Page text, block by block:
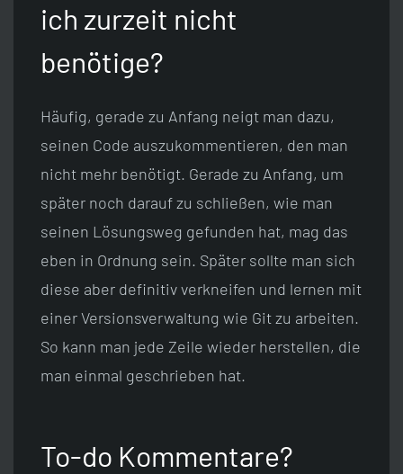
ich zurzeit nicht
benötige?
Häufig, gerade zu Anfang neigt man dazu,
seinen Code auszukommentieren, den man
nicht mehr benötigt. Gerade zu Anfang, um
später noch darauf zu schließen, wie man
seinen Lösungsweg gefunden hat, mag das
eben in Ordnung sein. Später sollte man sich
diese aber definitiv verkneifen und lernen mit
einer Versionsverwaltung wie Git zu arbeiten.
So kann man jede Zeile wieder herstellen, die
man einmal geschrieben hat.
To-do Kommentare?